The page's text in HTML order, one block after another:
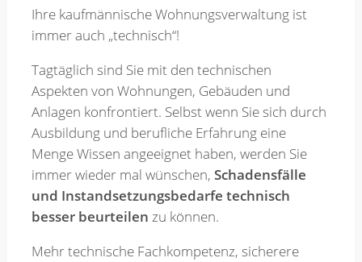
Merkzettel
Newsletter
Ihre kaufmännische Wohnungsverwaltung ist
immer auch „technisch“!
Tagtäglich sind Sie mit den technischen
Aspekten von Wohnungen, Gebäuden und
Anlagen konfrontiert. Selbst wenn Sie sich durch
Ausbildung und berufliche Erfahrung eine
Menge Wissen angeeignet haben, werden Sie
immer wieder mal wünschen, Schadensfälle
und Instandsetzungsbedarfe technisch
besser beurteilen zu können.
Mehr technische Fachkompetenz, sicherere